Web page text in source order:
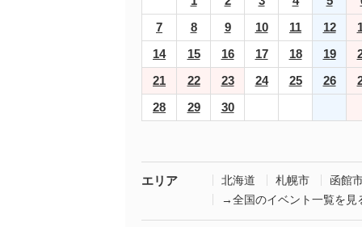
7
8 9 10 11 12
14
15 16 17 18 19
21
22 23 24 25 26
28
29 30
エリア 北海道 札幌市
函館
→全国のイベント一覧を見